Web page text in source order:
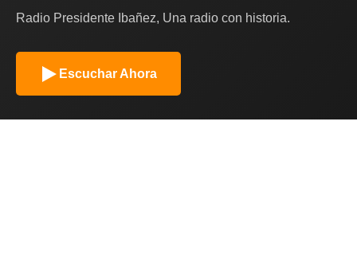
Radio Presidente Ibañez, Una radio con historia.
Escuchar Ahora